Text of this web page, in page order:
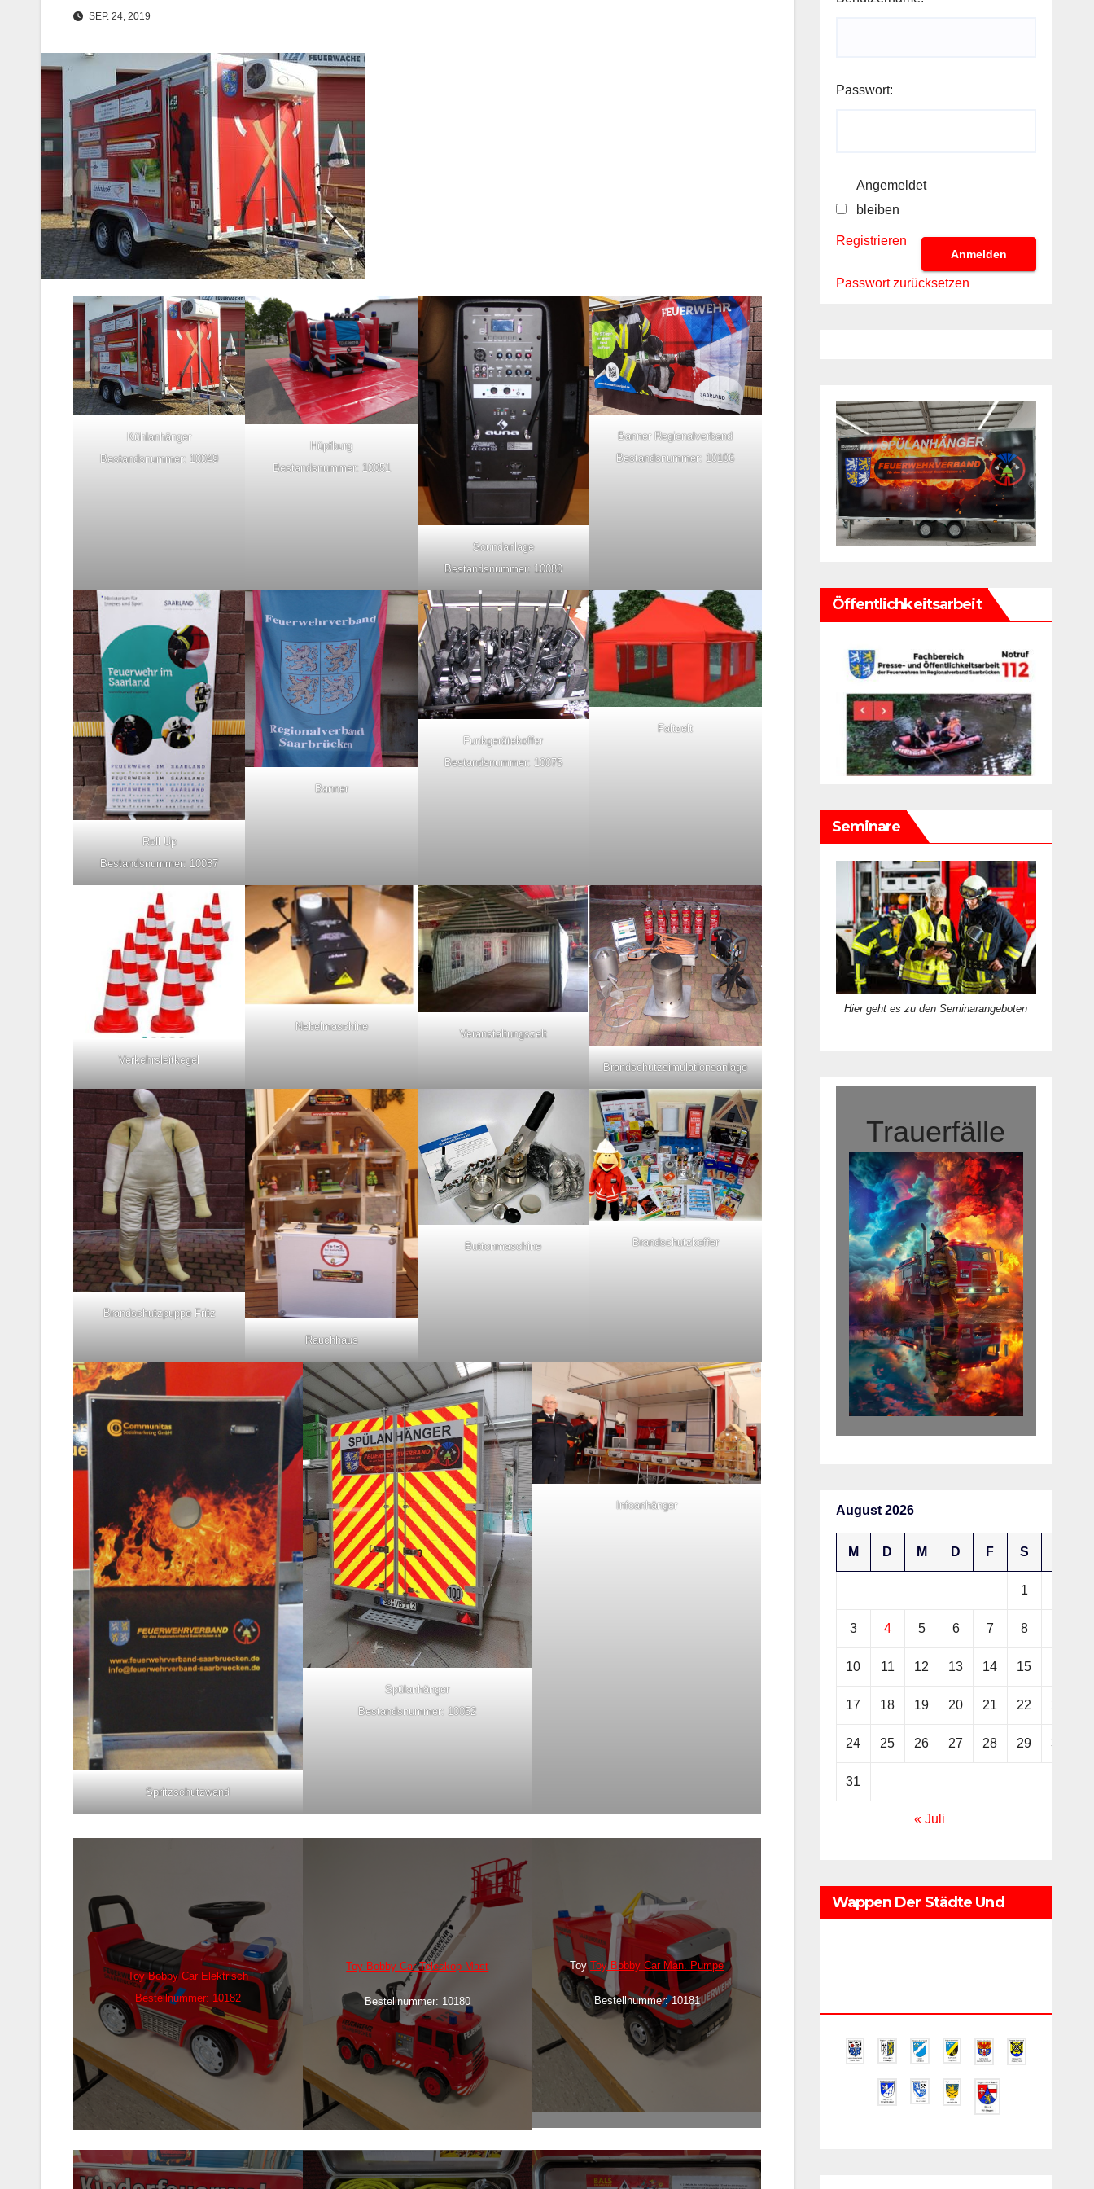
SEP. 24, 2019
Kühlanhänger
Bestandsnummer: 10049
Hüpfburg
Bestandsnummer: 10051
Soundanlage
Bestandsnummer: 10080
Banner Regionalverband
Bestandsnummer: 10106
Roll Up
Bestandsnummer: 10087
Banner
Funkgerätekoffer
Bestandsnummer: 10075
Faltzelt
Verkehrsleitkegel
Nebelmaschine
Veranstaltungszelt
Brandschutzsimulationsanlage
Brandschutzpuppe Fritz
Rauchhaus
Buttonmaschine Brandschutzkoffer
Spritzschutzwand
Spülanhänger
Bestandsnummer: 10052
Infoanhänger
Toy Bobby Car Elektrisch
Bestellnummer: 10182
Toy Bobby Car Teleskop Mast
Bestellnummer: 10180
ToyToy Bobby Car Man. Pumpe
Bestellnummer: 10181
Passwort:
Angemeldet
bleiben
Anmelden
Registrieren
Passwort zurücksetzen
Öffentlichkeitsarbeit
Seminare
Hier geht es zu den Seminarangeboten
Trauerfälle
August 2026
M D M D F S
1
3 4 5 6 7 8
10 11 12 13 14 15 16
17 18 19 20 21 22 23
24 25 26 27 28 29 30
31
« Juli
Wappen Der Städte Und